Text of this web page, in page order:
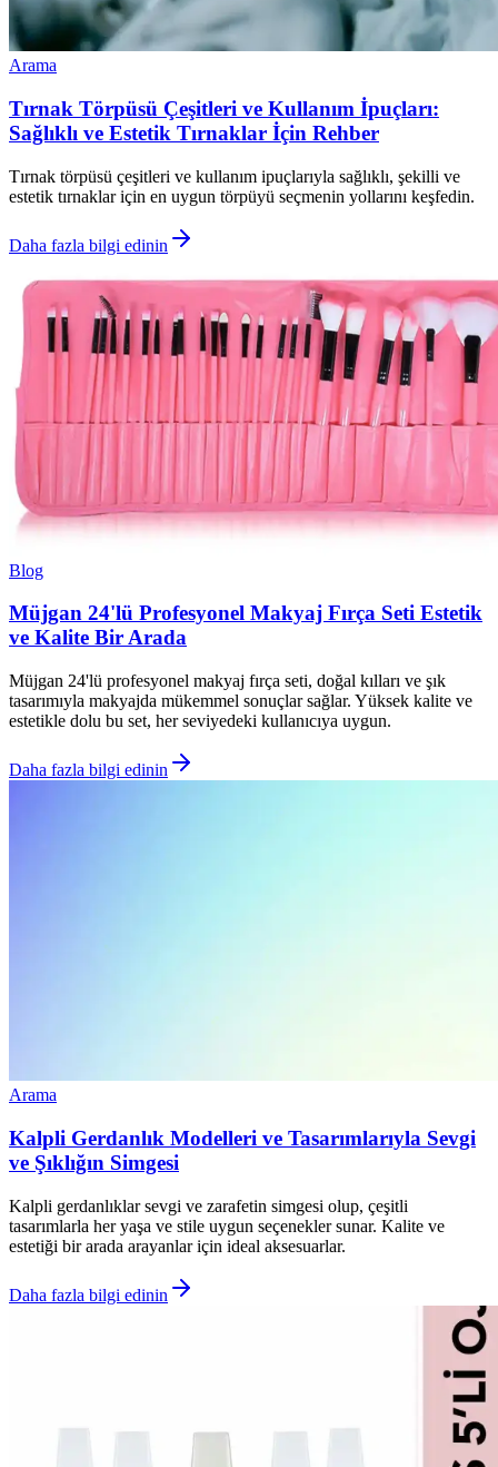
Arama
Tırnak Törpüsü Çeşitleri ve Kullanım İpuçları:
Sağlıklı ve Estetik Tırnaklar İçin Rehber
Tırnak törpüsü çeşitleri ve kullanım ipuçlarıyla sağlıklı, şekilli ve
estetik tırnaklar için en uygun törpüyü seçmenin yollarını keşfedin.
Daha fazla bilgi edinin
Blog
Müjgan 24'lü Profesyonel Makyaj Fırça Seti Estetik
ve Kalite Bir Arada
Müjgan 24'lü profesyonel makyaj fırça seti, doğal kılları ve şık
tasarımıyla makyajda mükemmel sonuçlar sağlar. Yüksek kalite ve
estetikle dolu bu set, her seviyedeki kullanıcıya uygun.
Daha fazla bilgi edinin
Arama
Kalpli Gerdanlık Modelleri ve Tasarımlarıyla Sevgi
ve Şıklığın Simgesi
Kalpli gerdanlıklar sevgi ve zarafetin simgesi olup, çeşitli
tasarımlarla her yaşa ve stile uygun seçenekler sunar. Kalite ve
estetiği bir arada arayanlar için ideal aksesuarlar.
Daha fazla bilgi edinin